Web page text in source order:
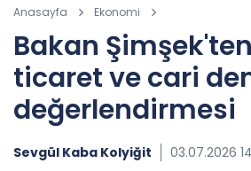
Anasayfa Ekonomi
Bakan
ticaret ve cari
değerlendirmesi
Sevgül Kaba Kolyiğit 03.07.2026